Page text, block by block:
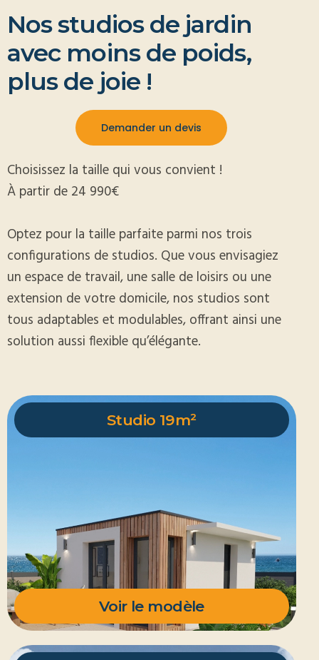
Nos studios de jardin
avec moins de poids,
plus de joie !
Demander un devis
Choisissez la taille qui vous convient !
À partir de 24 990€
Optez pour la taille parfaite parmi nos trois
configurations de studios. Que vous envisagiez
un espace de travail, une salle de loisirs ou une
extension de votre domicile, nos studios sont
tous adaptables et modulables, offrant ainsi une
solution aussi flexible qu’élégante.
Studio 19m²
Voir le modèle